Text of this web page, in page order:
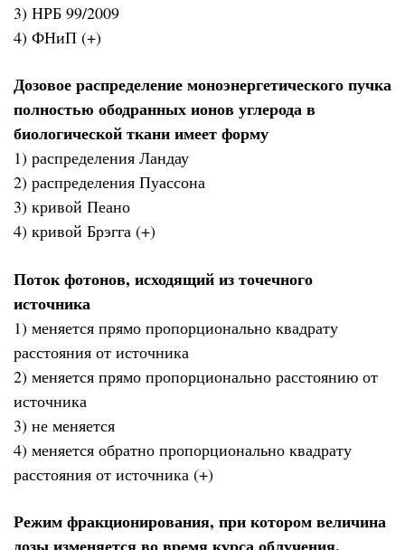
3) НРБ 99/2009
4) ФНиП (+)
Дозовое распределение моноэнергетического пучка
полностью ободранных ионов углерода в
биологической ткани имеет форму
1) распределения Ландау
2) распределения Пуассона
3) кривой Пеано
4) кривой Брэгга (+)
Поток фотонов, исходящий из точечного
источника
1) меняется прямо пропорционально квадрату
расстояния от источника
2) меняется прямо пропорционально расстоянию от
источника
3) не меняется
4) меняется обратно пропорционально квадрату
расстояния от источника (+)
Режим фракционирования, при котором величина